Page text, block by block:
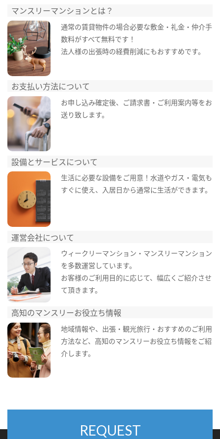
マンスリーマンションとは？
通常の賃貸物件の場合必要な敷金・礼金・仲介手
数料がすべて無料です！
法人様の出張時の経費削減にもおすすめです。
お支払い方法について
お申し込み確定後、ご請求書・ご利用案内等をお
送り致します。
設備とサービスについて
生活に必要な設備をご用意！水道やガス・電気も
すぐに使え、入居日から通常に生活ができます。
運営会社について
ウィークリーマンション・マンスリーマンション
を多数運営しています。
お客様のご利用目的に応じて、幅広くご紹介させ
て頂きます。
高知のマンスリーお役立ち情報
地域情報や、出張・観光旅行・おすすめのご利用
方法など、高知のマンスリーお役立ち情報をご紹
介します。
REQUEST